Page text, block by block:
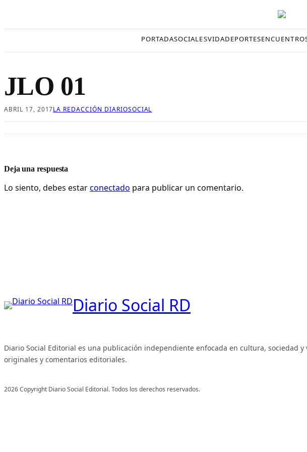
PORTADASOCIALESVIDADEPORTES
JLO 01
ABRIL 17, 2017LA REDACCIÓN DIARIOSOCIAL
Deja una respuesta
Lo siento, debes estarconectado para publicar un comentario.
Diario Social RD
Diario Social Editorial es una publicación independiente enfocada en cultura, sociedad
originales y comentarios editoriales.
2026 Copyright Diario Social Editorial. Todos los derechos reservados.